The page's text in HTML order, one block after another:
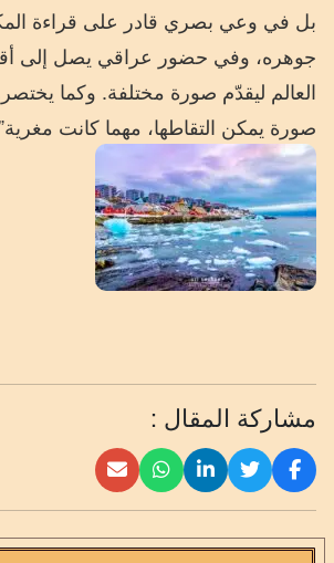
بل في وعي بصري قادر على قراءة
جوهره، وفي حضور عراقي يصل إلى
العالم ليقدّم صورة مختلفة. وكما
صورة يمكن التقاطها، مهما كانت
مشاركة المقال :